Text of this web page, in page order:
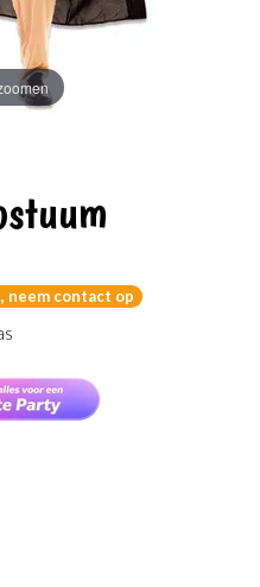
contact op